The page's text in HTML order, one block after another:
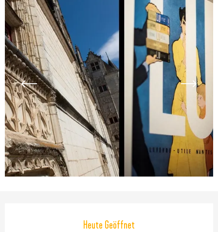
Öffnungszeiten & Kontaktdaten
Heute Geöffnet